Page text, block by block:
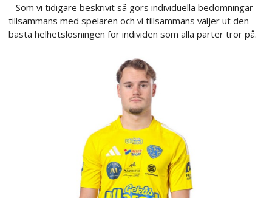
– Som vi tidigare beskrivit så görs individuella bedömningar
tillsammans med spelaren och vi tillsammans väljer ut den
bästa helhetslösningen för individen som alla parter tror på.